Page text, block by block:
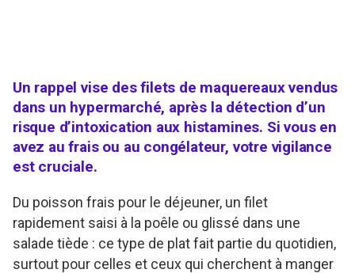
Un rappel vise des filets de maquereaux vendus
dans un hypermarché, après la détection d’un
risque d’intoxication aux histamines. Si vous en
avez au frais ou au congélateur, votre vigilance
est cruciale.
Du poisson frais pour le déjeuner, un filet
rapidement saisi à la poêle ou glissé dans une
salade tiède : ce type de plat fait partie du quotidien,
surtout pour celles et ceux qui cherchent à manger